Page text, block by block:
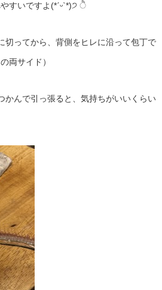
すいですよ(*ˊᵕˋ*)੭
切ってから、背側をヒレに沿って包丁で
両サイド）
かんで引っ張ると、気持ちがいいくらい